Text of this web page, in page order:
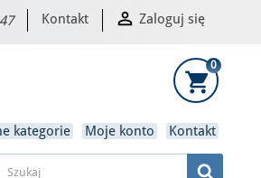
Kontakt  Zaloguj się
shopping_cart
0
kategorie Moje konto Kontakt